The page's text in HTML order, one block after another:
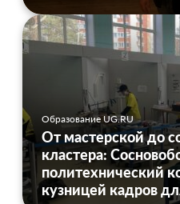
Образование UG.RU
От мастерской до
кластера:
политехнический
кузницей кадров